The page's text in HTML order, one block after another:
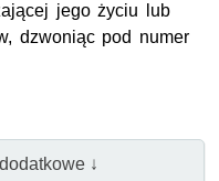
jego życiu lub
dzwoniąc pod numer
↓